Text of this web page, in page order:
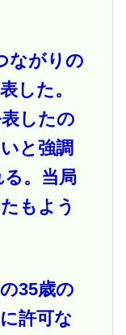
ながりの
した。
したの
と強調
。当局
もよう
35歳の
許可な